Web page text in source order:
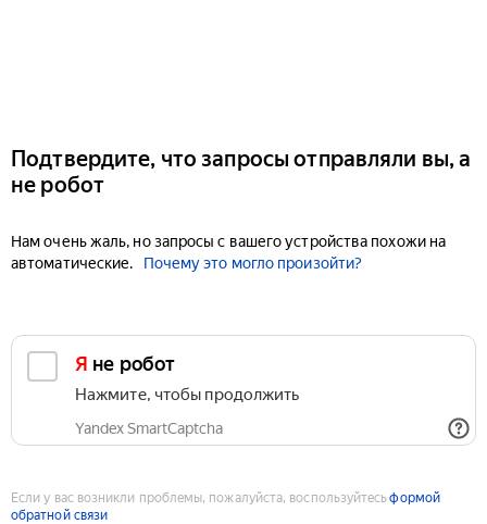
Подтвердите, что запросы отправляли вы, а
не робот
Нам очень жаль, но запросы с вашего устройства похожи на
автоматические.
Почему это могло произойти?
Я не робот
Нажмите, чтобы продолжить
Yandex SmartCaptcha
Если у вас возникли проблемы, пожалуйста, воспользуйтесьформой
обратной связи